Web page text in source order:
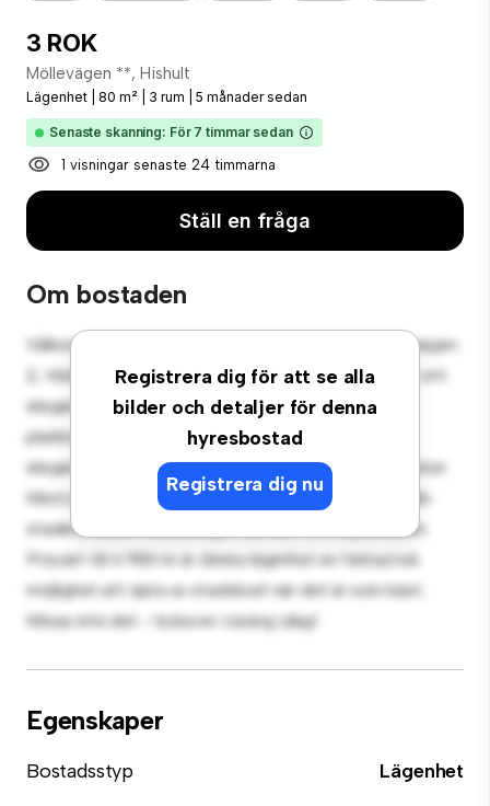
3 ROK
Möllevägen **, Hishult
Lägenhet 80 m² 3 rum 5 månader sedan
Senaste skanning: För 7 timmar sedan
1 visningar senaste 24 timmarna
Ställ en fråga
Om bostaden
Registrera dig för att se alla
bilder och detaljer för denna
hyresbostad
Registrera dig nu
Välkommen till ditt nya urbana tillflyktsort på Möllevägen
2, Hishult! Denna moderna 3-rumslägenhet erbjuder ett
elegant och mysigt vardagsrum. Den öppna
planlösningen är perfekt för underhållning, och det
eleganta köket är utrustat med förstklassiga apparater.
Med sitt utmärkta läge ligger du bara några steg från
stadens bästa restauranger, butiker och nöjesställen.
Prisvärt till 6 986 kr är denna lägenhet en fantastisk
möjlighet att njuta av stadslivet när det är som bäst.
Missa inte det – boka en visning idag!
Egenskaper
Bostadsstyp
Lägenhet